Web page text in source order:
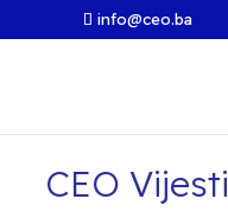
info@ceo.ba
CEO Vijesti